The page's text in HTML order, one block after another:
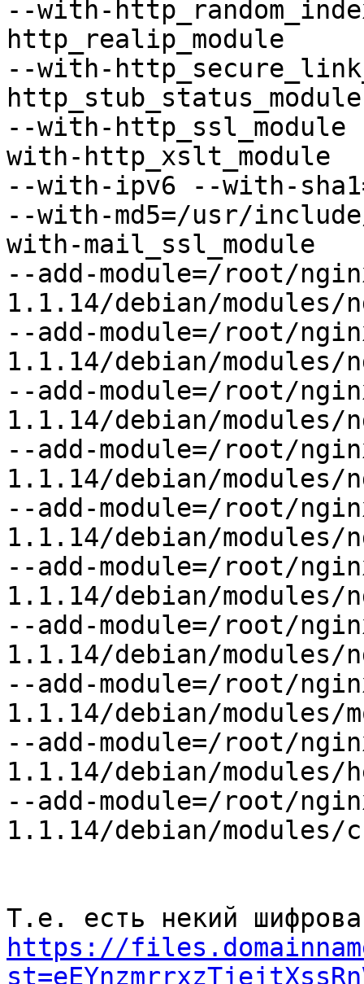
--with-
http_realip_module
--with-
http_stub_status_module
--with-
with-http_xslt_module
--with-ipv6 --with-
--with-md5=/usr/
with-mail_ssl_module
--add-module=/root/
1.1.14/debian/modules/
--add-module=/root/
1.1.14/debian/
--add-module=/root/
1.1.14/debian/modules/
--add-module=/root/
1.1.14/debian/modules/
--add-module=/root/
1.1.14/debian/modules/
--add-module=/root/
1.1.14/debian/modules/
--add-module=/root/
1.1.14/debian/modules/
--add-module=/root/
1.1.14/debian/modules/
--add-module=/root/
1.1.14/debian/modules/
--add-module=/root/
1.1.14/debian/modules/
https://